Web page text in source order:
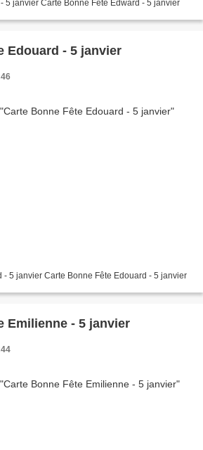
5 janvier Carte Bonne Fête Edward - 5 janvier
Edouard - 5 janvier
- 5 janvier Carte Bonne Fête Edouard - 5 janvier
Emilienne - 5 janvier